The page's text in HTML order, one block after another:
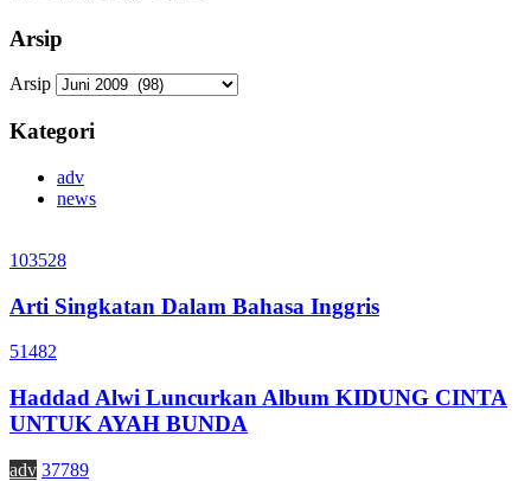
Arsip
Arsip
Kategori
adv
news
103528
Arti Singkatan Dalam Bahasa Inggris
51482
Haddad Alwi Luncurkan Album KIDUNG CINTA
UNTUK AYAH BUNDA
adv 37789